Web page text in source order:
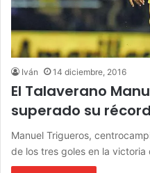
Iván 14 diciembre, 2016
El Talaverano
superado su
Manuel Trigueros,
de los tres goles en la